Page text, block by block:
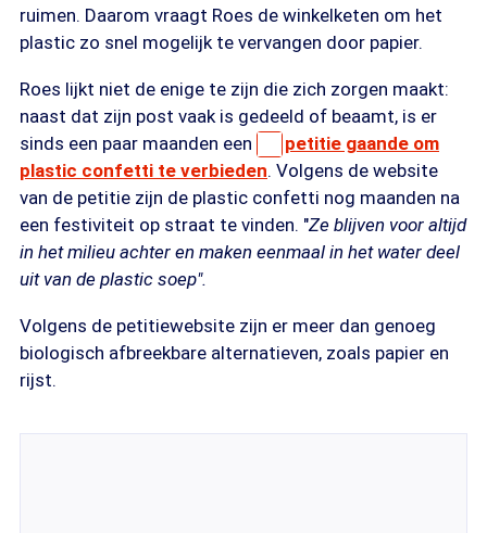
ruimen. Daarom vraagt Roes de winkelketen om het
plastic zo snel mogelijk te vervangen door papier.
Roes lijkt niet de enige te zijn die zich zorgen maakt:
naast dat zijn post vaak is gedeeld of beaamt, is er
sinds een paar maanden een
petitie gaande om
plastic confetti te verbieden. Volgens de website
van de petitie zijn de plastic confetti nog maanden na
een festiviteit op straat te vinden. "Ze blijven voor altijd
in het milieu achter en maken eenmaal in het water deel
uit van de plastic soep".
Volgens de petitiewebsite zijn er meer dan genoeg
biologisch afbreekbare alternatieven, zoals papier en
rijst.